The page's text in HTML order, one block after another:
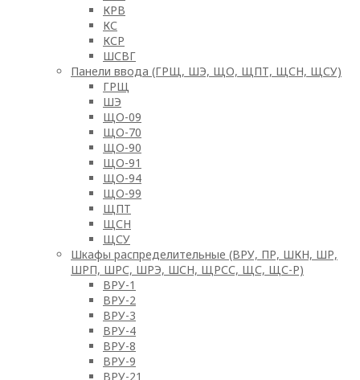
КРВ
КС
КСР
ШСВГ
Панели ввода (ГРЩ, ШЭ, ЩО, ЩПТ, ЩСН, ЩСУ)
ГРЩ
ШЭ
ЩО-09
ЩО-70
ЩО-90
ЩО-91
ЩО-94
ЩО-99
ЩПТ
ЩСН
ЩСУ
Шкафы распределительные (ВРУ, ПР, ШКН, ШР,
ШРП, ШРС, ШРЭ, ШСН, ЩРСС, ЩС, ЩС-Р)
ВРУ-1
ВРУ-2
ВРУ-3
ВРУ-4
ВРУ-8
ВРУ-9
ВРУ-21